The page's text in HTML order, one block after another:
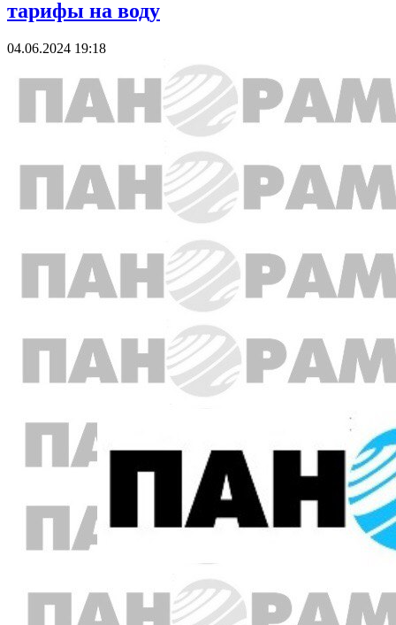
тарифы на воду
04.06.2024 19:18